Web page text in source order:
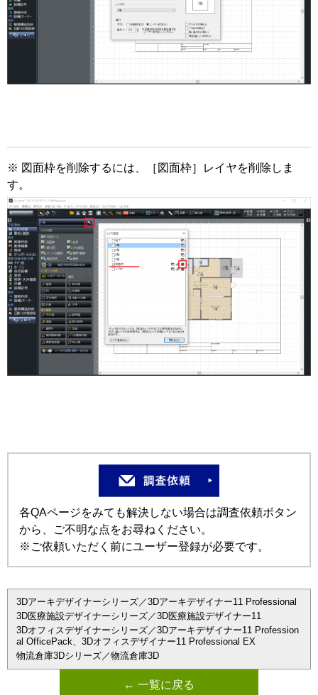
※ 図面枠を削除するには、［図面枠］レイヤを削除しま
す。
各QAページをみても解決しない場合は調査依頼ボタン
から、ご不明な点をお尋ねください。
※ご依頼いただく前にユーザー登録が必要です。
3Dアーキデザイナーシリーズ／3Dアーキデザイナー11 Professional
3D医療施設デザイナーシリーズ／3D医療施設デザイナー11
3Dオフィスデザイナーシリーズ／3Dアーキデザイナー11 Profession
al OfficePack、3Dオフィスデザイナー11 Professional EX
物流倉庫3Dシリーズ／物流倉庫3D
← 一覧に戻る